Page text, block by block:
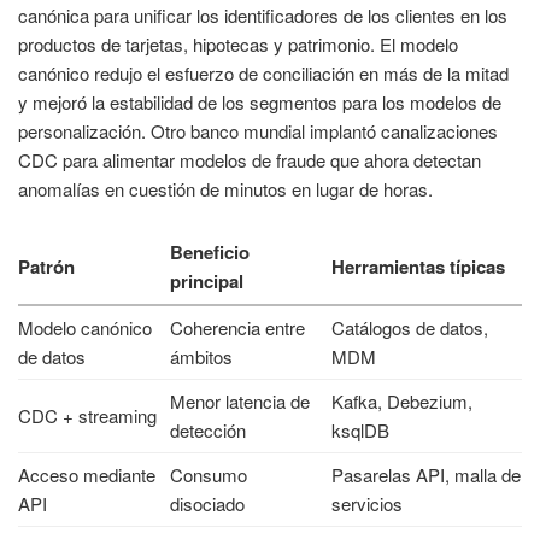
canónica para unificar los identificadores de los clientes en los
productos de tarjetas, hipotecas y patrimonio. El modelo
canónico redujo el esfuerzo de conciliación en más de la mitad
y mejoró la estabilidad de los segmentos para los modelos de
personalización. Otro banco mundial implantó canalizaciones
CDC para alimentar modelos de fraude que ahora detectan
anomalías en cuestión de minutos en lugar de horas.
Patrón
Beneficio
principal
Herramientas típicas
Modelo canónico
de datos
Coherencia entre
ámbitos
Catálogos de datos,
MDM
CDC + streaming
Menor latencia de
detección
Kafka, Debezium,
ksqlDB
Acceso mediante
API
Consumo
disociado
Pasarelas API, malla de
servicios